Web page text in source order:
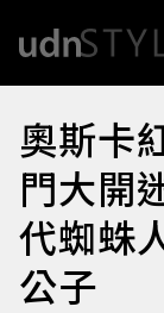
奧斯卡
門大開
代蜘蛛
公子